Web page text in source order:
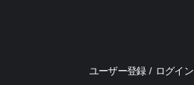
ユーザー登録 / ログイン